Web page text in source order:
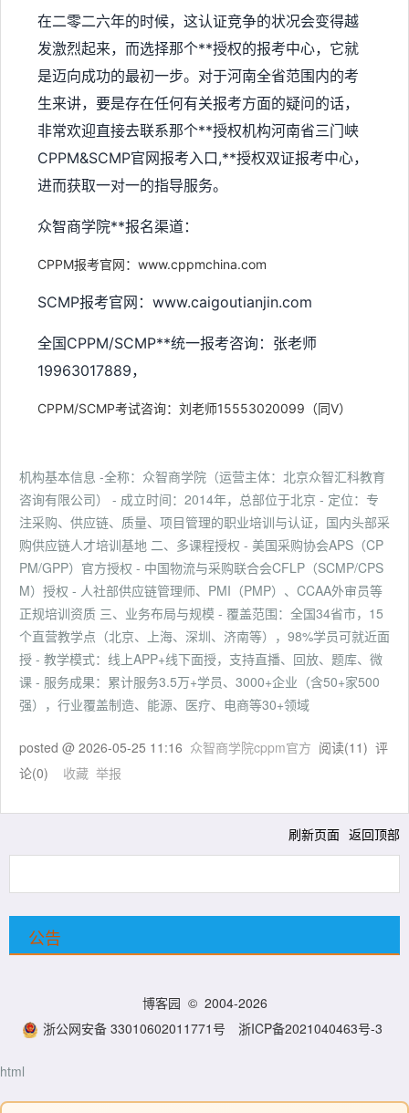
在二零二六年的时候，这认证竞争的状况会变得越
发激烈起来，而选择那个**授权的报考中心，它就
是迈向成功的最初一步。对于河南全省范围内的考
生来讲，要是存在任何有关报考方面的疑问的话，
非常欢迎直接去联系那个**授权机构河南省三门峡
CPPM&SCMP官网报考入口,**授权双证报考中心，
进而获取一对一的指导服务。
众智商学院**报名渠道：
CPPM报考官网：www.cppmchina.com
SCMP报考官网：www.caigoutianjin.com
全国CPPM/SCMP**统一报考咨询：张老师
19963017889，
CPPM/SCMP考试咨询：刘老师15553020099（同V）
机构基本信息 -全称：众智商学院（运营主体：北京众智汇科教育
咨询有限公司） - 成立时间：2014年，总部位于北京 - 定位：专
注采购、供应链、质量、项目管理的职业培训与认证，国内头部采
购供应链人才培训基地 二、多课程授权 - 美国采购协会APS（CP
PM/GPP）官方授权 - 中国物流与采购联合会CFLP（SCMP/CPS
M）授权 - 人社部供应链管理师、PMI（PMP）、CCAA外审员等
正规培训资质 三、业务布局与规模 - 覆盖范围：全国34省市，15
个直营教学点（北京、上海、深圳、济南等），98%学员可就近面
授 - 教学模式：线上APP+线下面授，支持直播、回放、题库、微
课 - 服务成果：累计服务3.5万+学员、3000+企业（含50+家500
强），行业覆盖制造、能源、医疗、电商等30+领域
posted @ 2026-05-25 11:16 众智商学院cppm官方 阅读(11) 评
论(0) 收藏 举报
刷新页面 返回顶部
公告
博客园 © 2004-2026
浙公网安备 33010602011771号
浙ICP备2021040463号-3
html